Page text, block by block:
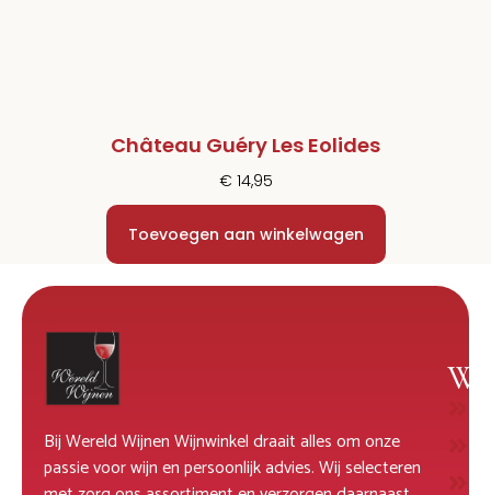
Château Guéry Les Eolides
€ 14,95
Toevoegen aan winkelwagen
Bij Wereld Wijnen Wijnwinkel draait alles om onze
passie voor wijn en persoonlijk advies. Wij selecteren